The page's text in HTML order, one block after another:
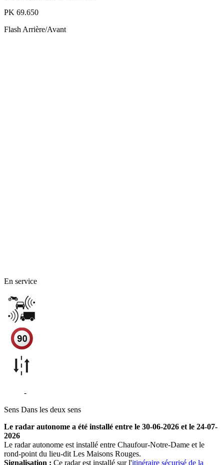
PK 69.650
Flash Arrière/Avant
En service
-
Sens Dans les deux sens
Le radar autonome a été installé entre le 30-06-2026 et le 24-07-
2026
Le radar autonome est installé entre Chaufour-Notre-Dame et le
rond-point du lieu-dit Les Maisons Rouges.
Signalisation : Ce radar est installé sur l'itinéraire sécurisé de la